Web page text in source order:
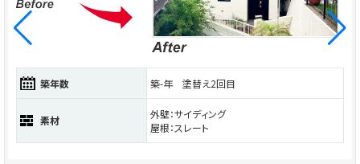
築年数 築-年 塗替え2回目
素材
外壁：サイディング
屋根：スレート